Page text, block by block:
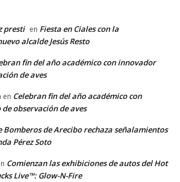
presti en Fiesta en Ciales con la
alcalde Jesús Resto
fin del año académico con innovador
de aves
en Celebran fin del año académico con
observación de aves
Bomberos de Arecibo rechaza señalamientos
Pérez Soto
Comienzan las exhibiciones de autos del Hot
Live™: Glow-N-Fire